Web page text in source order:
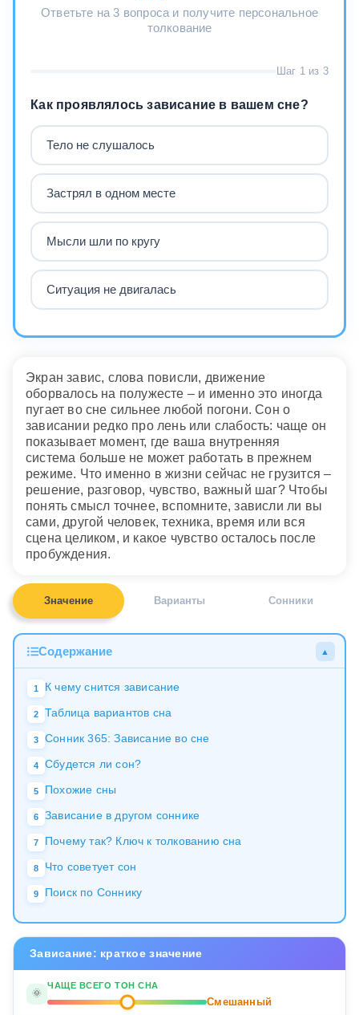
Ответьте на 3 вопроса и получите персональное
толкование
Шаг 1 из 3
Как проявлялось зависание в вашем сне?
Тело не слушалось
Застрял в одном месте
Мысли шли по кругу
Ситуация не двигалась
Экран завис, слова повисли, движение
оборвалось на полужесте – и именно это иногда
пугает во сне сильнее любой погони. Сон о
зависании редко про лень или слабость: чаще он
показывает момент, где ваша внутренняя
система больше не может работать в прежнем
режиме. Что именно в жизни сейчас не грузится –
решение, разговор, чувство, важный шаг? Чтобы
понять смысл точнее, вспомните, зависли ли вы
сами, другой человек, техника, время или вся
сцена целиком, и какое чувство осталось после
пробуждения.
Значение Варианты Сонники
Содержание ▲
1 К чему снится зависание
2 Таблица вариантов сна
3 Сонник 365: Зависание во сне
4 Сбудется ли сон?
5 Похожие сны
6 Зависание в другом соннике
7 Почему так? Ключ к толкованию сна
8 Что советует сон
9 Поиск по Соннику
Зависание: краткое значение
🌞
ЧАЩЕ ВСЕГО ТОН СНА
Смешанный